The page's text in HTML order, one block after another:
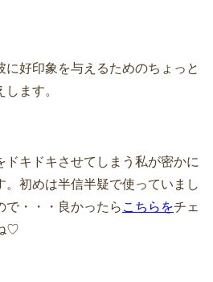
好印象を与えるためのちょっと
ます。
ドキドキさせてしまう私が密かに
。初めは半信半疑で使っていまし
で・・・良かったら こちらをチェ
♡